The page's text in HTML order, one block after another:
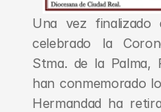
Una vez
celebrado la
Stma. de la Palma,
han conmemorado
Hermandad ha